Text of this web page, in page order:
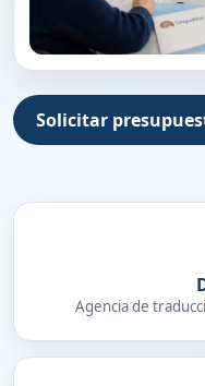
Solicitar
Agencia de